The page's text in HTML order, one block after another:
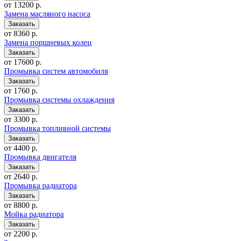
от 13200 р.
Замена масляного насоса
от 8360 р.
Замена поршневых колец
от 17600 р.
Промывка систем автомобиля
от 1760 р.
Промывка системы охлаждения
от 3300 р.
Промывка топливной системы
от 4400 р.
Промывка двигателя
от 2640 р.
Промывка радиатора
от 8800 р.
Мойка радиатора
от 2200 р.